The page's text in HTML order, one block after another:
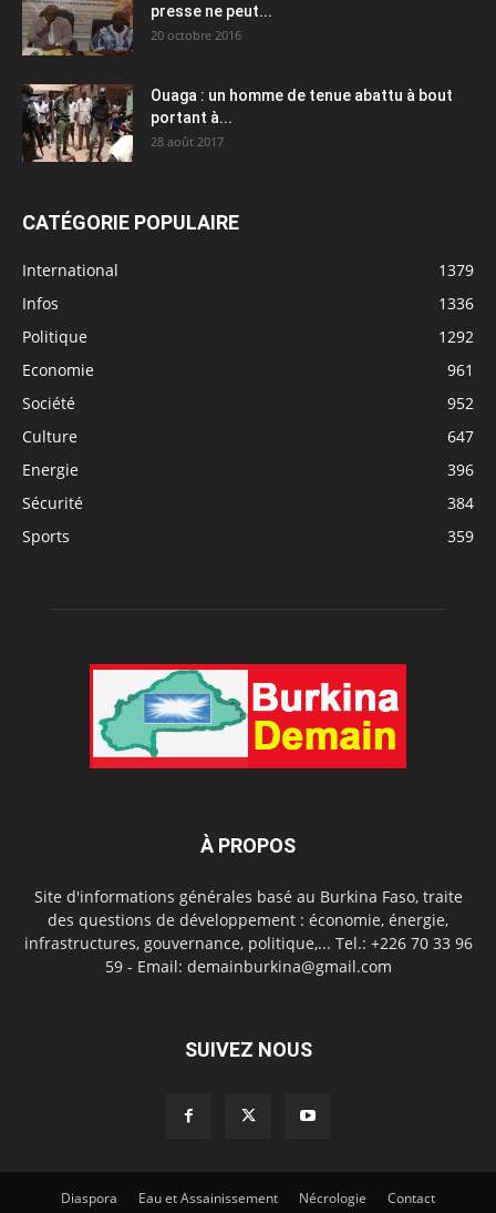
presse ne peut...
20 octobre 2016
Ouaga : un homme de tenue abattu à bout
portant à...
28 août 2017
CATÉGORIE POPULAIRE
International
1379
Infos
1336
Politique
1292
Economie
961
Société
952
Culture
647
Energie
396
Sécurité
384
Sports
359
À PROPOS
Site d'informations générales basé au Burkina Faso, traite
des questions de développement : économie, énergie,
infrastructures, gouvernance, politique,... Tel.: +226 70 33 96
59 - Email: demainburkina@gmail.com
SUIVEZ NOUS
Diaspora Eau et Assainissement Nécrologie Contact